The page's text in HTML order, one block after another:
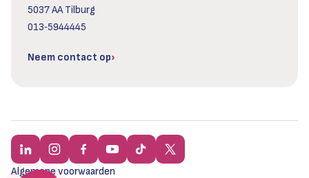
5037 AA Tilburg
013‑5944445
Neem contact op
Algemene voorwaarden